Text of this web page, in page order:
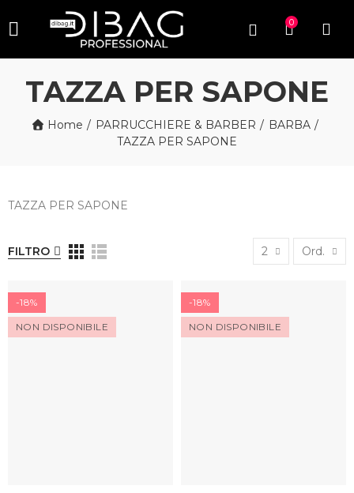
0
TAZZA PER SAPONE
Home PARRUCCHIERE & BARBER
BARBA
TAZZA PER SAPONE
TAZZA PER SAPONE
FILTRO 2 Ord.
-18%
NON DISPONIBILE
-18%
NON DISPONIBILE